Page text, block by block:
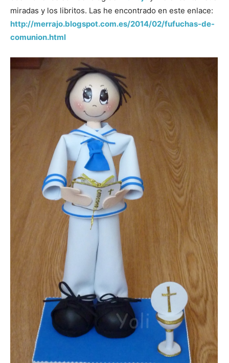
miradas y los libritos. Las he encontrado en este enlace:
http://merrajo.blogspot.com.es/2014/02/fufuchas-de-
comunion.html